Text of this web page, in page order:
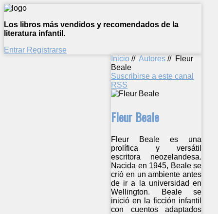
Los libros más vendidos y recomendados de la
literatura infantil.
Entrar Registrarse
Inicio // Autores // Fleur
Beale
Suscribirse a este canal
RSS
Fleur Beale
Fleur Beale es una
prolífica y versátil
escritora neozelandesa.
Nacida en 1945, Beale se
crió en un ambiente antes
de ir a la universidad en
Wellington. Beale se
inició en la ficción infantil
con cuentos adaptados